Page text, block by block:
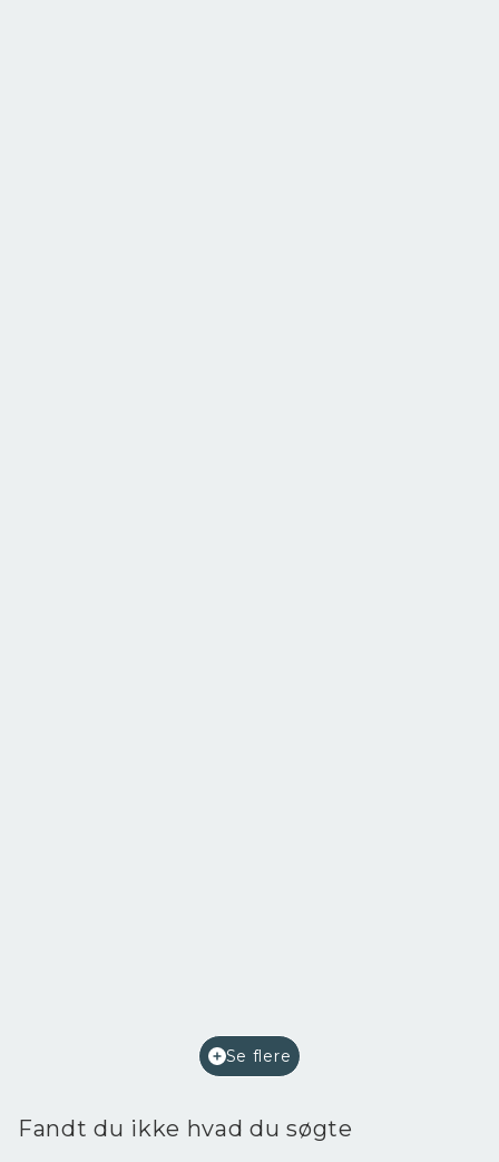
Se flere
Fandt du ikke hvad du søgte